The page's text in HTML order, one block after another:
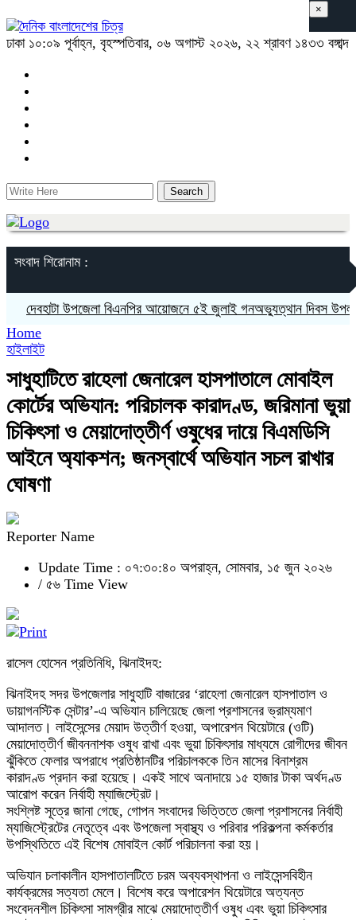
ঢাকা ১০:০৯ পূর্বাহ্ন, বৃহস্পতিবার, ০৬ অগাস্ট ২০২৬, ২২ শ্রাবণ ১৪৩৩ বঙ্গাব্দ
সংবাদ শিরোনাম :
দেবহাটা উপজেলা বিএনপির আয়োজনে ৫ই জুলাই গনঅভ্যুত্থান দিবস উপলক্ষে
×
Home
হাইলাইট
সাধুহাটিতে রাহেলা জেনারেল হাসপাতালে মোবাইল
কোর্টের অভিযান: পরিচালক কারাদণ্ড, জরিমানা ভুয়া
চিকিৎসা ও মেয়াদোত্তীর্ণ ওষুধের দায়ে বিএমডিসি
আইনে অ্যাকশন; জনস্বার্থে অভিযান সচল রাখার
ঘোষণা
Reporter Name
Update Time : ০৭:৩০:৪০ অপরাহ্ন, সোমবার, ১৫ জুন ২০২৬
/ ৫৬ Time View
রাসেল হোসেন প্রতিনিধি, ঝিনাইদহ:
ঝিনাইদহ সদর উপজেলার সাধুহাটি বাজারের ‘রাহেলা জেনারেল হাসপাতাল ও
ডায়াগনস্টিক সেন্টার’-এ অভিযান চালিয়েছে জেলা প্রশাসনের ভ্রাম্যমাণ
আদালত। লাইসেন্সের মেয়াদ উত্তীর্ণ হওয়া, অপারেশন থিয়েটারে (ওটি)
মেয়াদোত্তীর্ণ জীবননাশক ওষুধ রাখা এবং ভুয়া চিকিৎসার মাধ্যমে রোগীদের জীবন
ঝুঁকিতে ফেলার অপরাধে প্রতিষ্ঠানটির পরিচালককে তিন মাসের বিনাশ্রম
কারাদণ্ড প্রদান করা হয়েছে। একই সাথে অনাদায়ে ১৫ হাজার টাকা অর্থদণ্ড
আরোপ করেন নির্বাহী ম্যাজিস্ট্রেট।
সংশ্লিষ্ট সূত্রে জানা গেছে, গোপন সংবাদের ভিত্তিতে জেলা প্রশাসনের নির্বাহী
ম্যাজিস্ট্রেটের নেতৃত্বে এবং উপজেলা স্বাস্থ্য ও পরিবার পরিকল্পনা কর্মকর্তার
উপস্থিতিতে এই বিশেষ মোবাইল কোর্ট পরিচালনা করা হয়।
অভিযান চলাকালীন হাসপাতালটিতে চরম অব্যবস্থাপনা ও লাইসেন্সবিহীন
কার্যক্রমের সত্যতা মেলে। বিশেষ করে অপারেশন থিয়েটারে অত্যন্ত
সংবেদনশীল চিকিৎসা সামগ্রীর মাঝে মেয়াদোত্তীর্ণ ওষুধ এবং ভুয়া চিকিৎসার